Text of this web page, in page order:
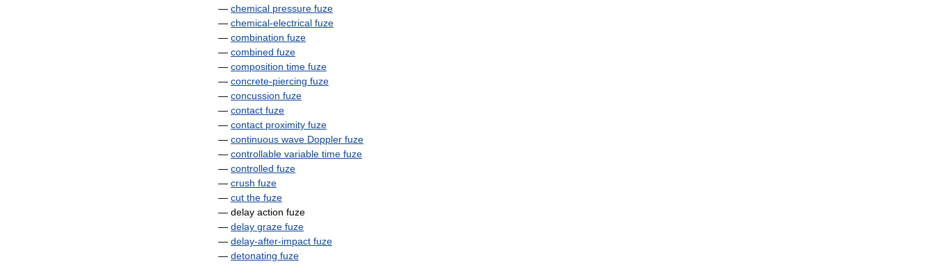
— chemical pressure fuze
— chemical-electrical fuze
— combination fuze
— combined fuze
— composition time fuze
— concrete-piercing fuze
— concussion fuze
— contact fuze
— contact proximity fuze
— continuous wave Doppler fuze
— controllable variable time fuze
— controlled fuze
— crush fuze
— cut the fuze
— delay action fuze
— delay graze fuze
— delay-after-impact fuze
— detonating fuze